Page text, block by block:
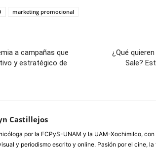
marketing promocional
a campañas que
y estratégico de
¿Qué
Sale?
Castillejos
por la FCPyS-UNAM y la UAM-Xochimilco,
y periodismo escrito y online. Pasión por el cine,